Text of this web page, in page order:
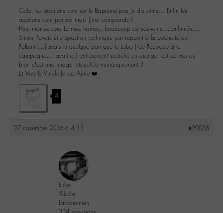
Calo, les acariens sont sur le Baptême pas Je dis aime… Enfin les
acariens sont partout mais j’me comprends !
Pour moi ce sera Le mec hamac, beaucoup de souvenirs….enfumés….
Sinon j’avais une question technique par rapport à la pochette de
l’album….j’avais lu quelque part que le Labo ( de l’époque à la
campagne…) avait été entièrement scotché en orange, est ce vrai ou
bien c’est une image retouchée numériquement ?
Et Vive le Vinyle Je dis Aime ❤️
4
27 novembre 2016 à 4:35 #20058
lu6le
@lu6le
Labohémien